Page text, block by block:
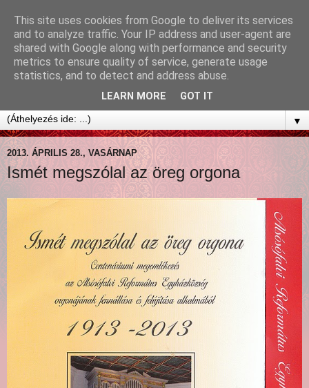
▼
2013. ÁPRILIS 28., VASÁRNAP
Ismét megszólal az öreg orgona
This site uses cookies from Google to deliver its services
and to analyze traffic. Your IP address and user-agent are
shared with Google along with performance and security
metrics to ensure quality of service, generate usage
statistics, and to detect and address abuse.
LEARN MORE GOT IT